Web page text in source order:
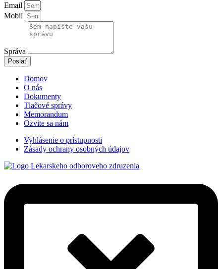
Email
Mobil
Správa
Poslať
Domov
O nás
Dokumenty
Tlačové správy
Memorandum
Ozvite sa nám
Vyhlásenie o prístupnosti
Zásady ochrany osobných údajov